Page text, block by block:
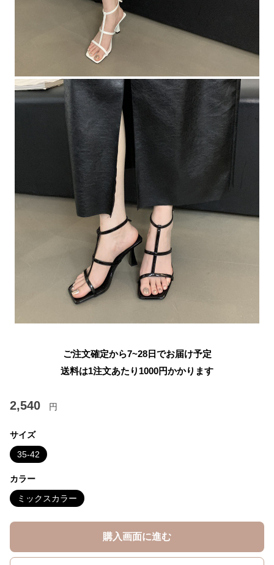
ご注文確定から7~28日でお届け予定
送料は1注文あたり 1000円かかります
2,540 円
サイズ
35-42
カラー
ミックスカラー
購入画面に進む